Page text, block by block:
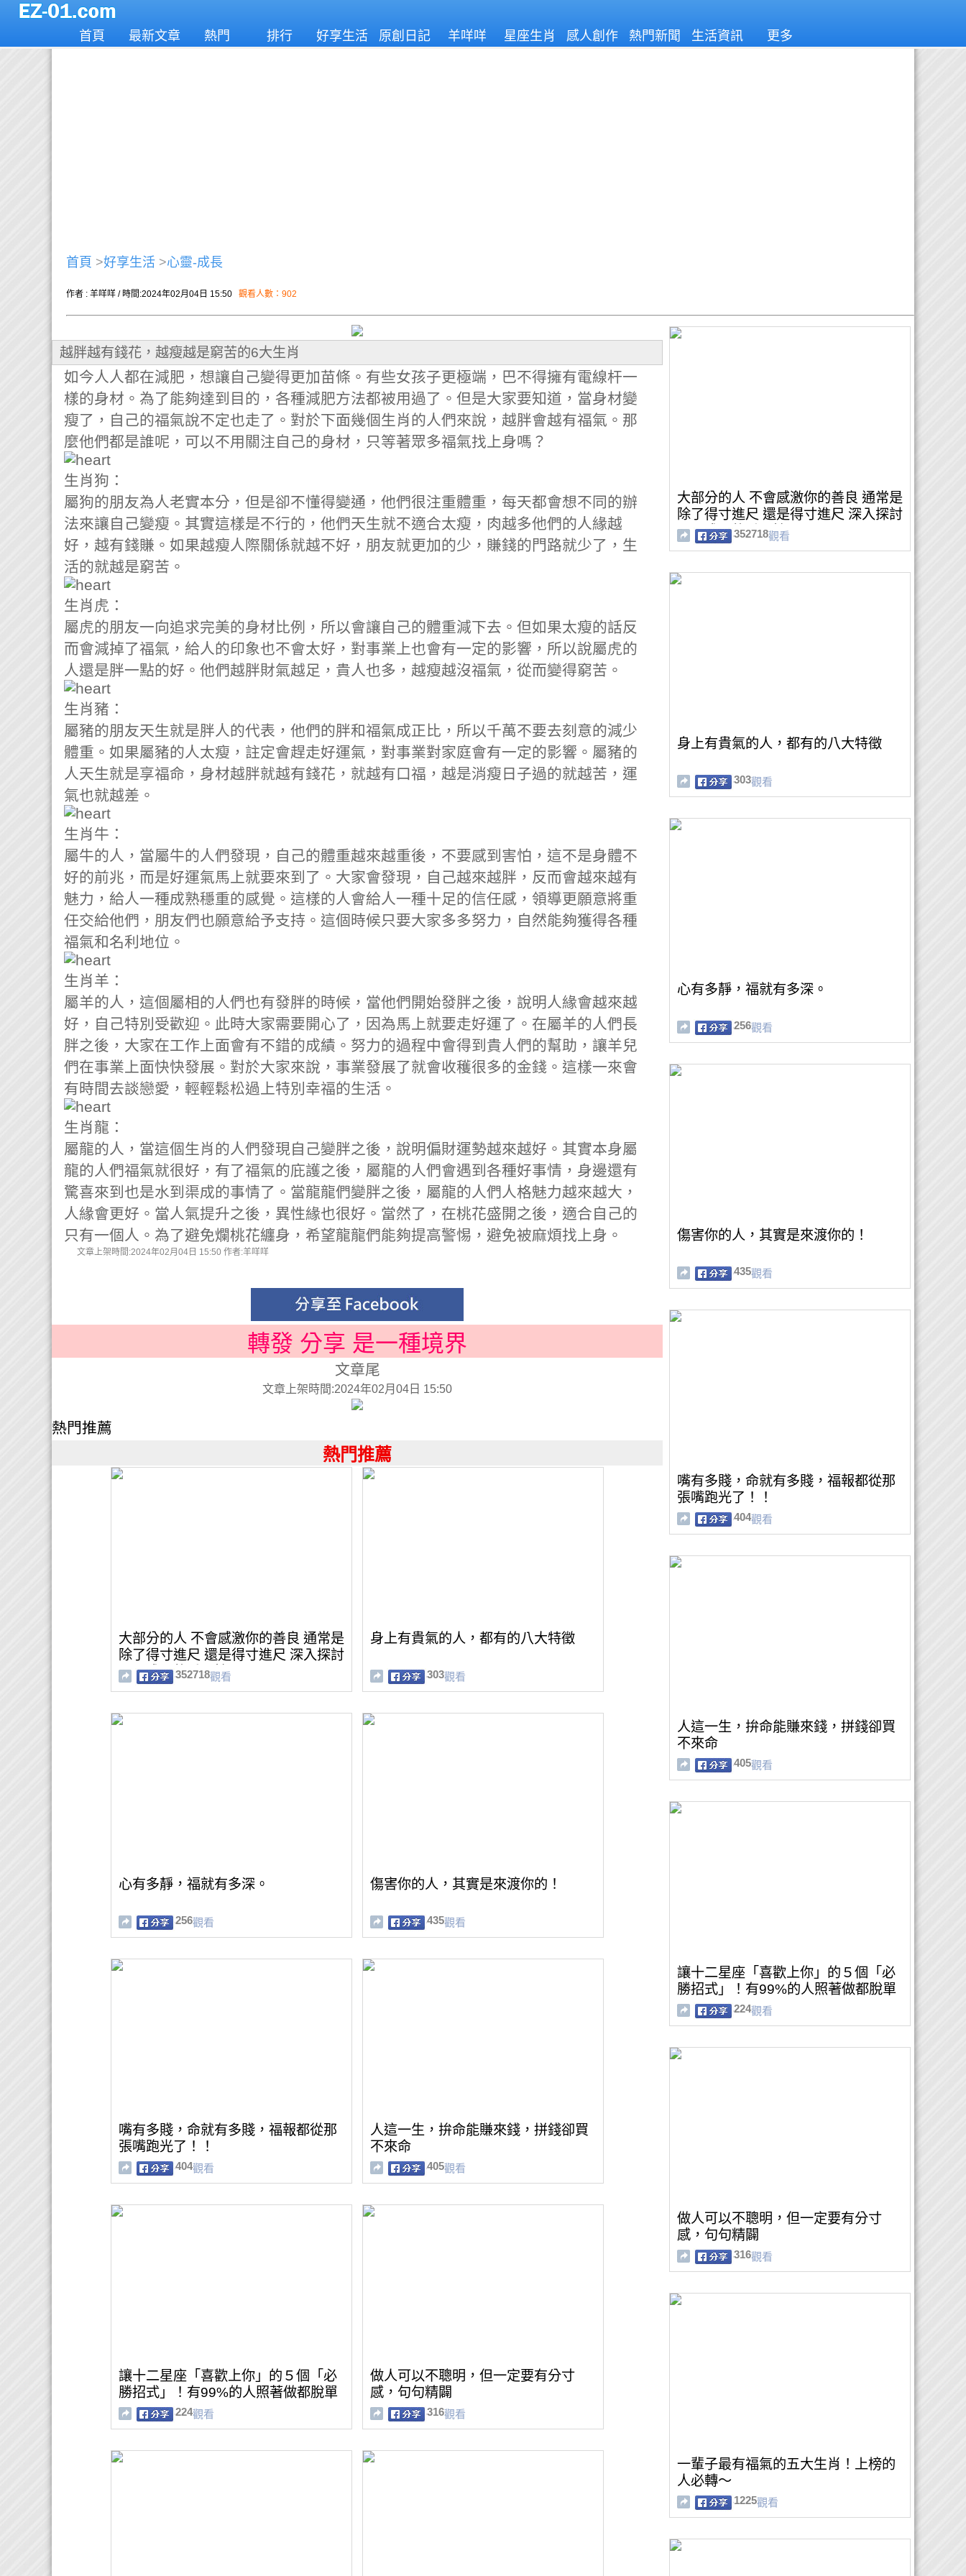
首頁 最新文章 熱門 排行 好享生活 原創日記 羊咩咩 星座生肖 感人創作 熱門新聞 生活資訊 更多
首頁 >好享生活 >心靈-成長
作者 : 羊咩咩 / 時間:2024年02月04日 15:50 觀看人數：902
越胖越有錢花，越瘦越是窮苦的6大生肖
如今人人都在減肥，想讓自己變得更加苗條。有些女孩子更極端，巴不得擁有電線杆一
樣的身材。為了能夠達到目的，各種減肥方法都被用過了。但是大家要知道，當身材變
瘦了，自己的福氣說不定也走了。對於下面幾個生肖的人們來說，越胖會越有福氣。那
麼他們都是誰呢，可以不用關注自己的身材，只等著眾多福氣找上身嗎？
生肖狗：
屬狗的朋友為人老實本分，但是卻不懂得變通，他們很注重體重，每天都會想不同的辦
法來讓自己變瘦。其實這樣是不行的，他們天生就不適合太瘦，肉越多他們的人緣越
好，越有錢賺。如果越瘦人際關係就越不好，朋友就更加的少，賺錢的門路就少了，生
活的就越是窮苦。
生肖虎：
屬虎的朋友一向追求完美的身材比例，所以會讓自己的體重減下去。但如果太瘦的話反
而會減掉了福氣，給人的印象也不會太好，對事業上也會有一定的影響，所以說屬虎的
人還是胖一點的好。他們越胖財氣越足，貴人也多，越瘦越沒福氣，從而變得窮苦。
生肖豬：
屬豬的朋友天生就是胖人的代表，他們的胖和福氣成正比，所以千萬不要去刻意的減少
體重。如果屬豬的人太瘦，註定會趕走好運氣，對事業對家庭會有一定的影響。屬豬的
人天生就是享福命，身材越胖就越有錢花，就越有口福，越是消瘦日子過的就越苦，運
氣也就越差。
生肖牛：
屬牛的人，當屬牛的人們發現，自己的體重越來越重後，不要感到害怕，這不是身體不
好的前兆，而是好運氣馬上就要來到了。大家會發現，自己越來越胖，反而會越來越有
魅力，給人一種成熟穩重的感覺。這樣的人會給人一種十足的信任感，領導更願意將重
任交給他們，朋友們也願意給予支持。這個時候只要大家多多努力，自然能夠獲得各種
福氣和名利地位。
生肖羊：
屬羊的人，這個屬相的人們也有發胖的時候，當他們開始發胖之後，說明人緣會越來越
好，自己特別受歡迎。此時大家需要開心了，因為馬上就要走好運了。在屬羊的人們長
胖之後，大家在工作上面會有不錯的成績。努力的過程中會得到貴人們的幫助，讓羊兒
們在事業上面快快發展。對於大家來說，事業發展了就會收穫很多的金錢。這樣一來會
有時間去談戀愛，輕輕鬆松過上特別幸福的生活。
生肖龍：
屬龍的人，當這個生肖的人們發現自己變胖之後，說明偏財運勢越來越好。其實本身屬
龍的人們福氣就很好，有了福氣的庇護之後，屬龍的人們會遇到各種好事情，身邊還有
驚喜來到也是水到渠成的事情了。當龍龍們變胖之後，屬龍的人們人格魅力越來越大，
人緣會更好。當人氣提升之後，異性緣也很好。當然了，在桃花盛開之後，適合自己的
只有一個人。為了避免爛桃花纏身，希望龍龍們能夠提高警惕，避免被麻煩找上身。
文章上架時間:2024年02月04日 15:50 作者:羊咩咩
轉發 分享 是一種境界
文章尾
文章上架時間:2024年02月04日 15:50
熱門推薦
熱門推薦
大部分的人 不會感激你的善良 通常是
除了得寸進尺 還是得寸進尺 深入探討
心靈成長的重要性
352718觀看
身上有貴氣的人，都有的八大特徵
303觀看
心有多靜，福就有多深。
256觀看
傷害你的人，其實是來渡你的！
435觀看
嘴有多賤，命就有多賤，福報都從那
張嘴跑光了！！
404觀看
人這一生，拚命能賺來錢，拼錢卻買
不來命
405觀看
讓十二星座「喜歡上你」的５個「必
勝招式」！有99%的人照著做都脫單
了 !
224觀看
做人可以不聰明，但一定要有分寸
感，句句精闢
316觀看
大部分的人 不會感激你的善良 通常是
除了得寸進尺 還是得寸進尺 深入探討
心靈成長的重要性
352718觀看
身上有貴氣的人，都有的八大特徵
303觀看
心有多靜，福就有多深。
256觀看
傷害你的人，其實是來渡你的！
435觀看
嘴有多賤，命就有多賤，福報都從那
張嘴跑光了！！
404觀看
人這一生，拚命能賺來錢，拼錢卻買
不來命
405觀看
讓十二星座「喜歡上你」的５個「必
勝招式」！有99%的人照著做都脫單
了 !
224觀看
做人可以不聰明，但一定要有分寸
感，句句精闢
316觀看
一輩子最有福氣的五大生肖！上榜的
人必轉～
1225觀看